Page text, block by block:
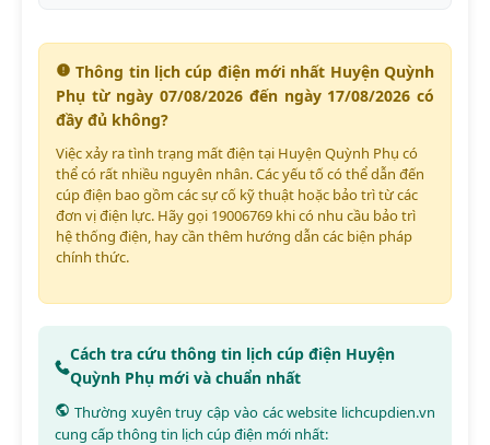
Thông tin lịch cúp điện mới nhất Huyện Quỳnh
Phụ từ ngày 07/08/2026 đến ngày 17/08/2026 có
đầy đủ không?
Việc xảy ra tình trạng mất điện tại Huyện Quỳnh Phụ có
thể có rất nhiều nguyên nhân. Các yếu tố có thể dẫn đến
cúp điện bao gồm các sự cố kỹ thuật hoặc bảo trì từ các
đơn vị điện lực. Hãy gọi 19006769 khi có nhu cầu bảo trì
hệ thống điện, hay cần thêm hướng dẫn các biện pháp
chính thức.
Cách tra cứu thông tin lịch cúp điện Huyện
Quỳnh Phụ mới và chuẩn nhất
Thường xuyên truy cập vào các website lichcupdien.vn
cung cấp thông tin lịch cúp điện mới nhất: